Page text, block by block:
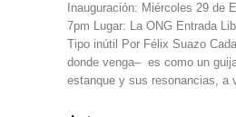
Inauguración: Miércoles 29 de
7pm Lugar: La ONG Entrada
Tipo inútil Por Félix Suazo
donde venga– es como un
estanque y sus resonancias,